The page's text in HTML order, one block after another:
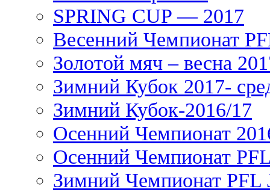
SPRING CUP — 2017
Весенний Чемпионат
Золотой мяч – весна
Зимний Кубок 2017-
Зимний Кубок-2016/17
Осенний Чемпионат
Осенний Чемпионат
Зимний Чемпионат PFL